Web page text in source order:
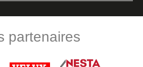
partenaires